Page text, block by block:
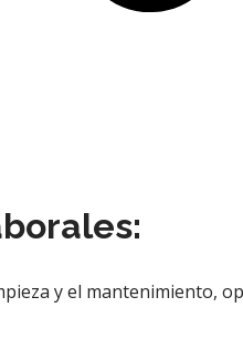
y el mantenimiento,